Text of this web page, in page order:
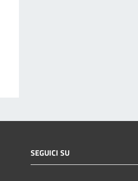
SEGUICI SU